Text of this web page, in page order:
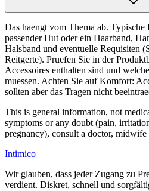
Das haengt vom Thema ab. Typische
passender Hut oder ein Haarband,
Halsband und eventuelle Requisiten
Reitgerte). Pruefen Sie in der
Accessoires enthalten sind und
muessen. Achten Sie auf Komfort:
sollten aber das Tragen nicht
This is general information, not
symptoms or any doubt (pain,
pregnancy), consult a doctor, midwife
Intimico
Wir glauben, dass jeder Zugang zu
verdient. Diskret, schnell und